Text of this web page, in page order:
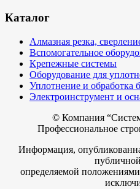
Каталог
Алмазная резка,
Вспомогательное
Крепежные системы
Оборудование для
Уплотнение и обработка
Электроинструмент и
© Компания
Профессиональное
Информация,
определяемой